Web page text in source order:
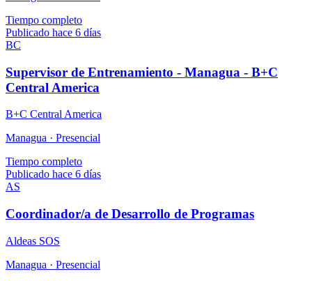
Tiempo completo
Publicado hace 6 días
BC
Supervisor de Entrenamiento - Managua - B+C
Central America
B+C Central America
Managua · Presencial
Tiempo completo
Publicado hace 6 días
AS
Coordinador/a de Desarrollo de Programas
Aldeas SOS
Managua · Presencial